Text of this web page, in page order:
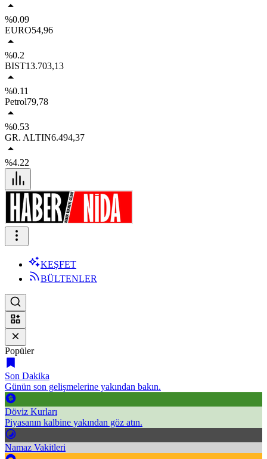
%0.09
EURO54,96
%0.2
BIST13.703,13
%0.11
Petrol79,78
%0.53
GR. ALTIN6.494,37
%4.22
KEŞFET
BÜLTENLER
Popüler
Son Dakika
Günün son gelişmelerine yakından bakın.
Döviz Kurları
Piyasanın kalbine yakından göz atın.
Namaz Vakitleri